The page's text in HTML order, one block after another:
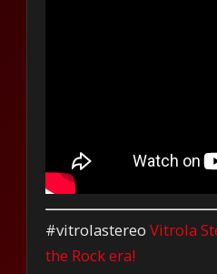
#vitrolastereoVitrola
the Rock era!